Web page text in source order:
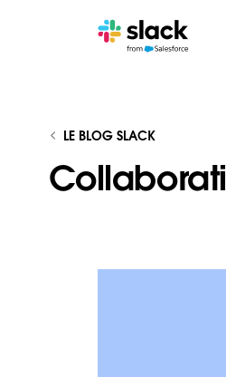
LE BLOG SLACK